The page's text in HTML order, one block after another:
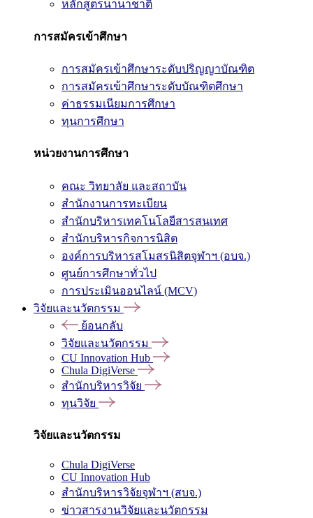
หลักสูตรนานาชาติ
การสมัครเข้าศึกษา
การสมัครเข้าศึกษาระดับปริญญาบัณฑิต
การสมัครเข้าศึกษาระดับบัณฑิตศึกษา
ค่าธรรมเนียมการศึกษา
ทุนการศึกษา
หน่วยงานการศึกษา
คณะ วิทยาลัย และสถาบัน
สำนักงานการทะเบียน
สำนักบริหารเทคโนโลยีสารสนเทศ
สำนักบริหารกิจการนิสิต
องค์การบริหารสโมสรนิสิตจุฬาฯ (อบจ.)
ศูนย์การศึกษาทั่วไป
การประเมินออนไลน์ (MCV)
วิจัยและนวัตกรรม
ย้อนกลับ
วิจัยและนวัตกรรม
CU Innovation Hub
Chula DigiVerse
สำนักบริหารวิจัย
ทุนวิจัย
วิจัยและนวัตกรรม
Chula DigiVerse
CU Innovation Hub
สำนักบริหารวิจัยจุฬาฯ (สบจ.)
ข่าวสารงานวิจัยและนวัตกรรม